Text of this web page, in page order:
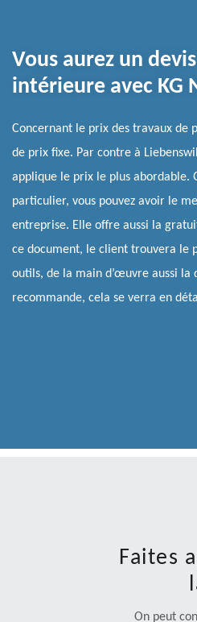
Vous aurez un
intérieure avec KG
Concernant le prix des travaux de
de prix fixe. Par contre à
applique le prix le plus abordable.
particulier, vous pouvez avoir le
entreprise. Elle offre aussi la
ce document, le client trouvera le
outils, de la main d’œuvre aussi la
recommande, cela se verra en
Faites
On peut